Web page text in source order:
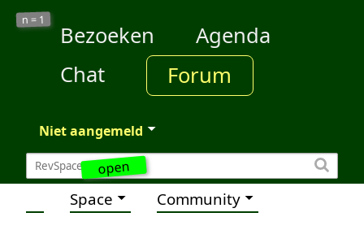
open
n = 1
Bezoeken
Agenda
Chat
Forum
Niet aangemeld
Space Community